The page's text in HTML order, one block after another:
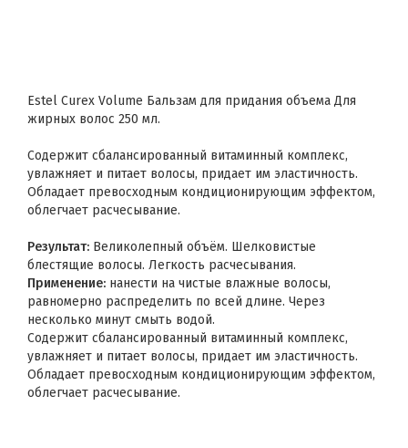
Estel Curex Volume Бальзам для придания объема Для
жирных волос 250 мл.
Содержит сбалансированный витаминный комплекс,
увлажняет и питает волосы, придает им эластичность.
Обладает превосходным кондиционирующим эффектом,
облегчает расчесывание.
Результат: Великолепный объём. Шелковистые
блестящие волосы. Легкость расчесывания.
Применение: нанести на чистые влажные волосы,
равномерно распределить по всей длине. Через
несколько минут смыть водой.
Содержит сбалансированный витаминный комплекс,
увлажняет и питает волосы, придает им эластичность.
Обладает превосходным кондиционирующим эффектом,
облегчает расчесывание.